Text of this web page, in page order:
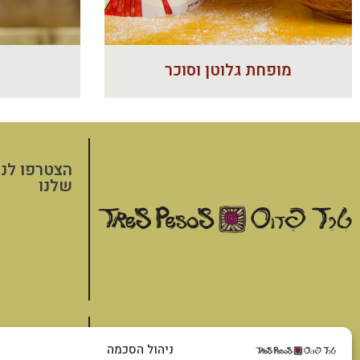
ניהול הסכמה
מופחת גלוטן וסוכר
הצטרפו
שלנו
אודות